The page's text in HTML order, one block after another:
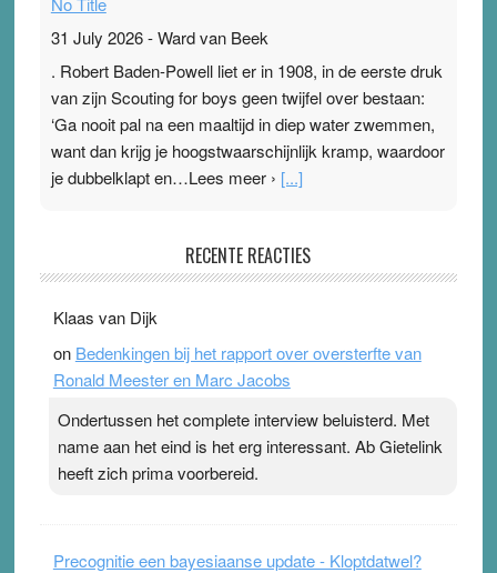
31 July 2026-Ward van Beek
. Robert Baden-Powell liet er in 1908, in de eerste druk
van zijn Scouting for boys geen twijfel over bestaan:
‘Ga nooit pal na een maaltijd in diep water zwemmen,
want dan krijg je hoogstwaarschijnlijk kramp, waardoor
je dubbelklapt en…Lees meer › [...]
Ward van Beek
topsporters. Ze hopen ermee hun hartslag te verlagen
terwijl ze meer zuurstof opnemen. Daarop heeft zo’n
pleister geen effect. Maar het gevoel ‘makkelijker te
Pleisterplakkers in de topspsort ›[...]
RECENTE REACTIES
Klaas van Dijk
on Bedenkingen bij het rapport over oversterfte van
Ronald Meester en Marc Jacobs
Ondertussen het complete interview beluisterd. Met
name aan het eind is het erg interessant. Ab Gietelink
heeft zich prima voorbereid.
Precognitie een bayesiaanse update - Kloptdatwel?